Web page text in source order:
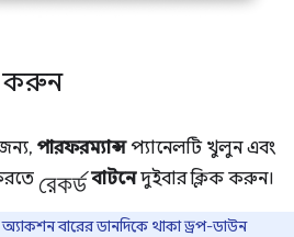
করুন
পারফরম্যান্সপ্যানেলটি খুলুন এবং
রেকর্ড বাটনেদুইবার ক্লিক করুন।
বারের ডানদিকে থাকা ড্রপ-ডাউন